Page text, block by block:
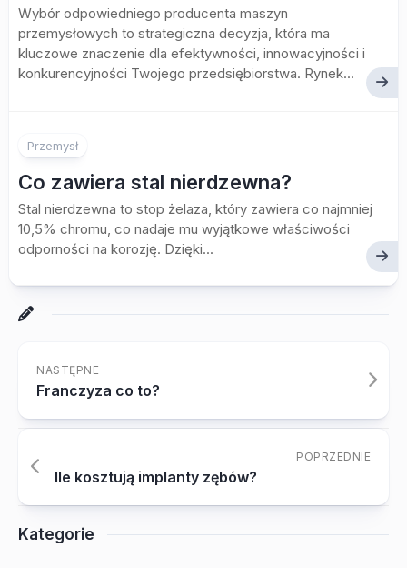
Wybór odpowiedniego producenta maszyn
przemysłowych to strategiczna decyzja, która ma
kluczowe znaczenie dla efektywności, innowacyjności i
konkurencyjności Twojego przedsiębiorstwa. Rynek...
Przemysł
Co zawiera stal nierdzewna?
Stal nierdzewna to stop żelaza, który zawiera co najmniej
10,5% chromu, co nadaje mu wyjątkowe właściwości
odporności na korozję. Dzięki...
NASTĘPNE
Franczyza co to?
POPRZEDNIE
Ile kosztują implanty zębów?
Kategorie